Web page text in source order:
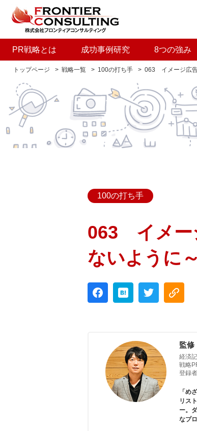
PR戦略とは 成功事例研究 8つの強み
トップページ 戦略一覧 100の打ち手 063 イメージ広告
100の打ち手
063 イメー
ないように～
監修
経済
戦略
登録
「め
リス
ー。
なプ